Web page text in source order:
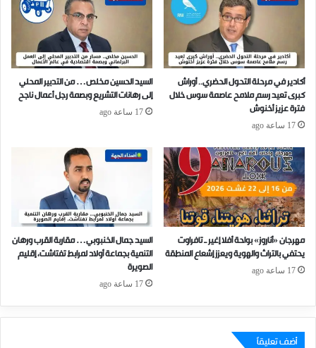
أكادير في مرحلة التحول الحضري.. أوراش
كبرى تعيد رسم ملامح عاصمة سوس خلال
فترة عزيز أخنوش
17 ساعة ago
السيد الحسين مخلص… من التدبير المحلي
إلى رهانات التشريع وبصمة رجل أعمال ناجح
17 ساعة ago
مهرجان «أناروز» بواحة أفلا إغير ـ تافراوت
يحتفي بالتراث والهوية ويعزز إشعاع المنطقة
17 ساعة ago
السيد جمال الخنبوبي… مقاربة القرب ورهان
التنمية بجماعة أولاد لمرابط تفتاشت، إقليم
الصويرة
17 ساعة ago
أضف تعليقاً